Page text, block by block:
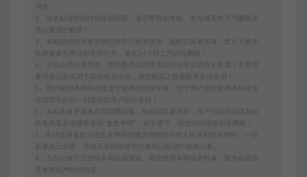
2、如本帖侵犯到任何版权问题，请立即告知本站，本站将及时予与删除并
致以最深的歉意！
3、本站提供的所有资源仅供学习参考使用，版权归原著所有，禁止下载本
站资源参与商业和非法行为，请在24小时之内自行删除！
4、本站会员只是赞助，赞助费用仅维持本站的日常运营开支所需！若您需
要商业运营或用于其他商业活动，请您购买正版授权并合法使用！
5、用户使用本网站必须遵守使用的法律法规，对于用户违法使用本站非法
6、本站所有资源来自互联网转载，版权归原著所有，用户访问和使用本站
的条件是必须接受本站“免责申明”，如不遵守，请勿访问或使用本网站！
7、本站使用者因为违反本声明的规定而触犯中华人民共和国法律的，一切
后果自己负责，本站不承担任何责任本站已经进行告知义务。
8、凡以任何方式登陆本网站或直接、间接使用本网站资料者，视为自愿接
受本网站声明的约束。